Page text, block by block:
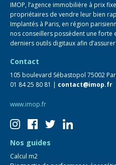
IMOP, l’agence immobilière à prix
propriétaires de vendre leur bien
Implantés à Paris, en région
nos conseillers possèdent une forte
derniers outils digitaux afin
Contact
105 boulevard Sébastopol 75002
01 84 25 80 81 | contact@imop.fr
www.imop.fr
Nos guides
Calcul m2